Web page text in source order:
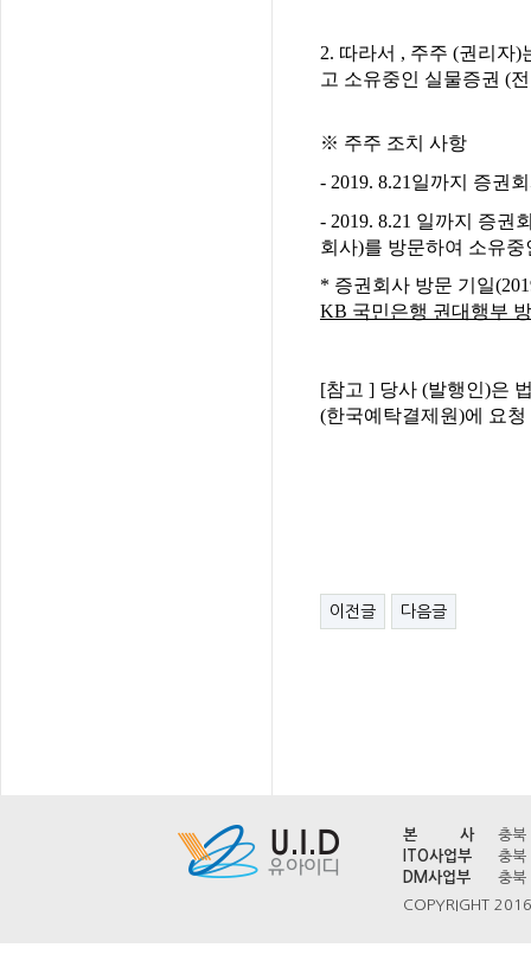
2. 따라서 , 주주 (권리자
고 소유중인 실물증권 (
※ 주주 조치 사항
​- 2019. 8.21일까지 증권
​- 2019. 8.21 일까지 증권
회사)를 방문하여 소유
​* 증권회사 방문 기일
KB 국민은행 권대행부
[참고 ] 당사 (발행인)은
(한국예탁결제원)에 요
이전글 다음글
본 사
충
ITO사업부
충
DM사업부
충
COPYRIGHT